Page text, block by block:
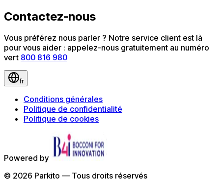
Contactez-nous
Vous préférez nous parler ? Notre service client est là
pour vous aider : appelez-nous gratuitement au numéro
vert 800 816 980
fr
Conditions générales
Politique de confidentialité
Politique de cookies
Powered by
© 2026 Parkito — Tous droits réservés